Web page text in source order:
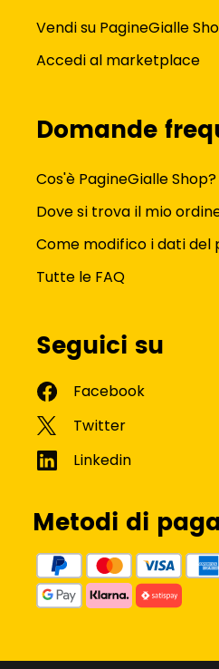
Vendi su PagineGialle
Accedi al marketplace
Domande
Cos'è PagineGialle Shop?
Dove si trova il mio
Come modifico i dati del
Tutte le FAQ
Seguici su
Metodi di